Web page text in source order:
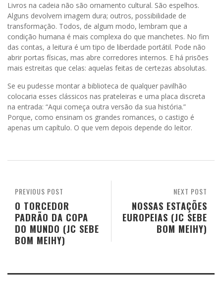
Livros na cadeia não são ornamento cultural. São espelhos.
Alguns devolvem imagem dura; outros, possibilidade de
transformação. Todos, de algum modo, lembram que a
condição humana é mais complexa do que manchetes. No fim
das contas, a leitura é um tipo de liberdade portátil. Pode não
abrir portas físicas, mas abre corredores internos. E há prisões
mais estreitas que celas: aquelas feitas de certezas absolutas.
Se eu pudesse montar a biblioteca de qualquer pavilhão
colocaria esses clássicos nas prateleiras e uma placa discreta
na entrada: “Aqui começa outra versão da sua história.”
Porque, como ensinam os grandes romances, o castigo é
apenas um capítulo. O que vem depois depende do leitor.
NEXT POST
NOSSAS ESTAÇÕES
EUROPEIAS (JC SEBE
BOM MEIHY)
PREVIOUS POST
O TORCEDOR
PADRÃO DA COPA
DO MUNDO (JC SEBE
BOM MEIHY)